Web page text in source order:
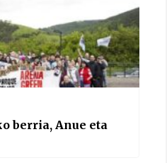
berria, Anue eta